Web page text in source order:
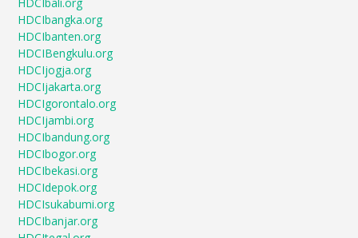
HDCIbali.org
HDCIbangka.org
HDCIbanten.org
HDCIBengkulu.org
HDCIjogja.org
HDCIjakarta.org
HDCIgorontalo.org
HDCIjambi.org
HDCIbandung.org
HDCIbogor.org
HDCIbekasi.org
HDCIdepok.org
HDCIsukabumi.org
HDCIbanjar.org